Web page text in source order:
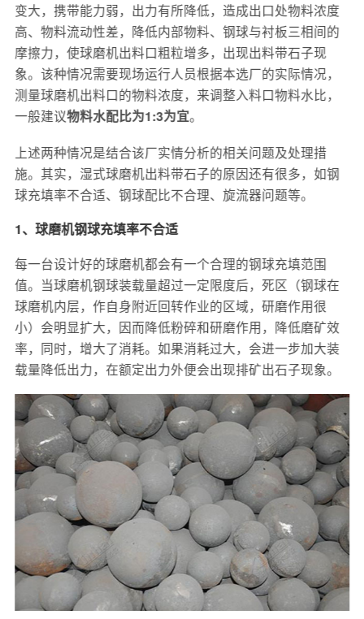
变大，携带能力弱，出力有所降低，造成出口处物料浓度
高、物料流动性差，降低内部物料、钢球与衬板三相间的
摩擦力，使球磨机出料口粗粒增多，出现出料带石子现
象。该种情况需要现场运行人员根据本选厂的实际情况，
测量球磨机出料口的物料浓度，来调整入料口物料水比，
一般建议物料水配比为1:3为宜。
上述两种情况是结合该厂实情分析的相关问题及处理措
施。其实，湿式球磨机出料带石子的原因还有很多，如钢
球充填率不合适、钢球配比不合理、旋流器问题等。
1、球磨机钢球充填率不合适
每一台设计好的球磨机都会有一个合理的钢球充填范围
值。当球磨机钢球装载量超过一定限度后，死区（钢球在
球磨机内层，作自身附近回转作业的区域，研磨作用很
小）会明显扩大，因而降低粉碎和研磨作用，降低磨矿效
率，同时，增大了消耗。如果消耗过大，会进一步加大装
载量降低出力，在额定出力外便会出现排矿出石子现象。